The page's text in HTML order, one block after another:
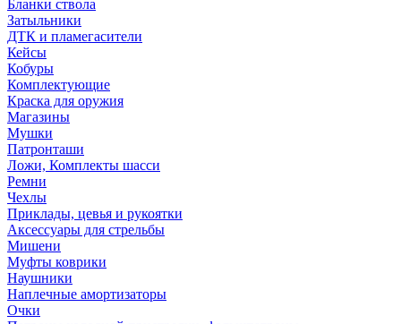
Бланки ствола
Затыльники
ДТК и пламегасители
Кейсы
Кобуры
Комплектующие
Краска для оружия
Магазины
Мушки
Патронташи
Ложи, Комплекты шасси
Ремни
Чехлы
Приклады, цевья и рукоятки
Аксессуары для стрельбы
Мишени
Муфты коврики
Наушники
Наплечные амортизаторы
Очки